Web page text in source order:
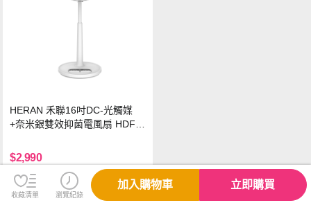
HERAN 禾聯16吋DC-光觸媒
+奈米銀雙效抑菌電風扇 HDF-1
$2,990
免運
收藏清單 瀏覽紀錄
加入購物車 立即購買